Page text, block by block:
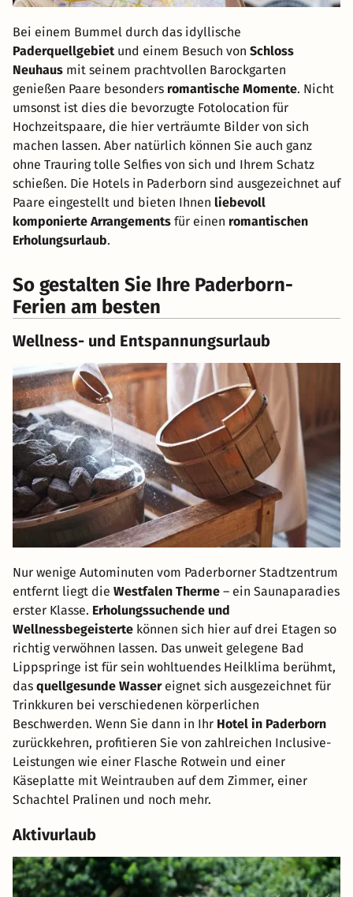
Bei einem Bummel durch das idyllische
Paderquellgebietund einem Besuch von Schloss
Neuhaus mit seinem prachtvollen Barockgarten
genießen Paare besonders romantische Momente. Nicht
umsonst ist dies die bevorzugte Fotolocation für
Hochzeitspaare, die hier verträumte Bilder von sich
machen lassen. Aber natürlich können Sie auch ganz
ohne Trauring tolle Selfies von sich und Ihrem Schatz
schießen. Die Hotels in Paderborn sind ausgezeichnet auf
Paare eingestellt und bieten Ihnen liebevoll
komponierte Arrangements für einen romantischen
Erholungsurlaub.
So gestalten Sie Ihre Paderborn-
Ferien am besten
Wellness- und Entspannungsurlaub
Nur wenige Autominuten vom Paderborner Stadtzentrum
entfernt liegt die Westfalen Therme – ein Saunaparadies
erster Klasse. Erholungssuchende und
Wellnessbegeisterte können sich hier auf drei Etagen so
richtig verwöhnen lassen. Das unweit gelegene Bad
Lippspringe ist für sein wohltuendes Heilklima berühmt,
das quellgesunde Wassereignet sich ausgezeichnet für
Trinkkuren bei verschiedenen körperlichen
Beschwerden. Wenn Sie dann in Ihr Hotel in Paderborn
zurückkehren, profitieren Sie von zahlreichen Inclusive-
Leistungen wie einer Flasche Rotwein und einer
Käseplatte mit Weintrauben auf dem Zimmer, einer
Schachtel Pralinen und noch mehr.
Aktivurlaub